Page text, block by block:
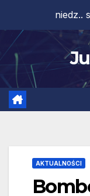
content
niedz..
AKTUALNOŚCI